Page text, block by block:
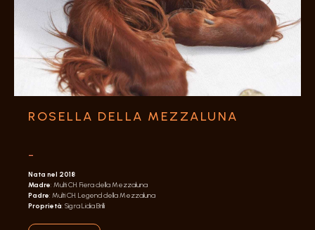
ROSELLA DELLA MEZZALUNA
-
Nata nel 2018
Madre: Multi CH. Fiera della Mezzaluna
Padre: Multi CH. Legend della Mezzaluna
Proprietà: Sig.ra Lidia Brilli